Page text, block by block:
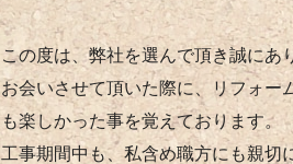
この度は、弊社を選んで頂き誠にあ
お会いさせて頂いた際に、リフォー
も楽しかった事を覚えております。
工事期間中も、私含め職方にも親切